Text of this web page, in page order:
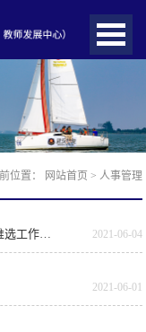
位置： 网站首页 > 人事管理
武汉学院关于开展2021年度全国教书育人楷模推选工作的通知 2021-06-04
2021-06-01